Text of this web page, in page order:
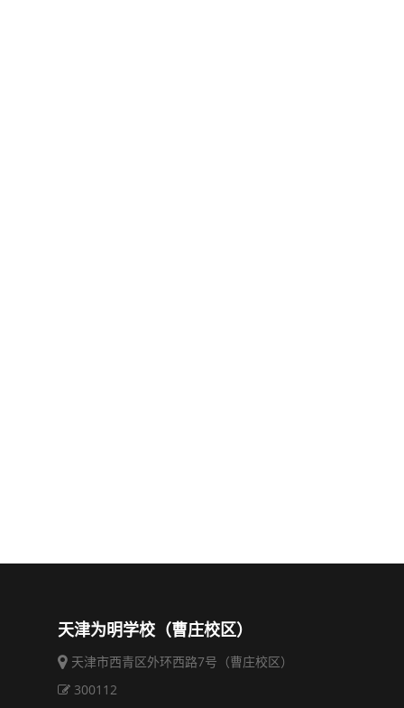
天津为明学校（曹庄校区）
天津市西青区外环西路7号（曹庄校区）
300112